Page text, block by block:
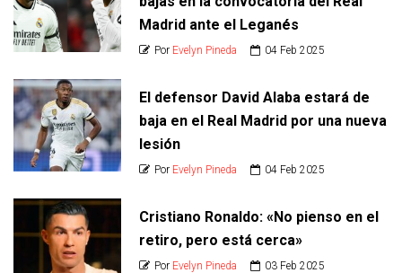
Madrid ante el Leganés
Por Evelyn Pineda 04 Feb 2025
El defensor David Alaba estará de
baja en el Real Madrid por una nueva
lesión
Por Evelyn Pineda 04 Feb 2025
Cristiano Ronaldo: «No pienso en el
retiro, pero está cerca»
Por Evelyn Pineda 03 Feb 2025